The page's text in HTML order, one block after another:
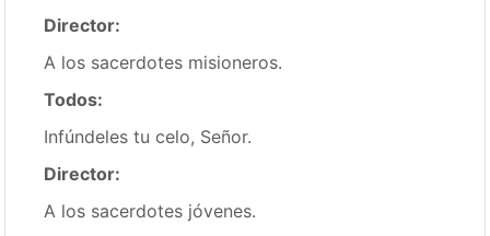
Director:
A los sacerdotes misioneros.
Todos:
Infúndeles tu celo, Señor.
Director:
A los sacerdotes jóvenes.